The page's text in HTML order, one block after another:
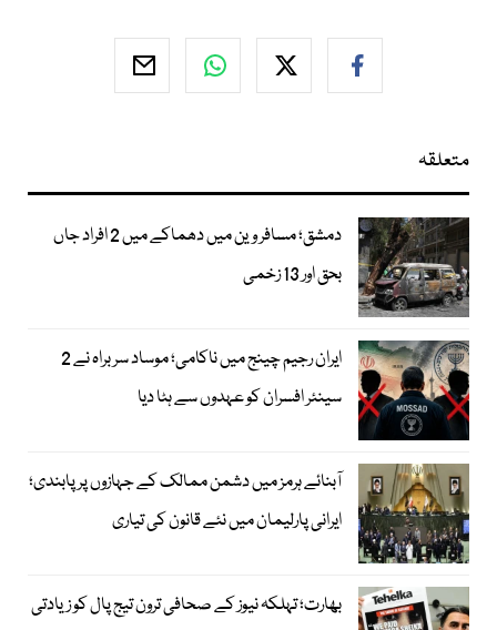
متعلقہ
دمشق؛ مسافر وین میں دھماکے میں 2 افراد جاں
بحق اور 13 زخمی
ایران رجیم چینج میں ناکامی؛ موساد سربراہ نے 2
سینئر افسران کو عہدوں سے ہٹا دیا
آبنائے ہرمز میں دشمن ممالک کے جہازوں پر پابندی؛
ایرانی پارلیمان میں نئے قانون کی تیاری
بھارت؛ تہلکہ نیوز کے صحافی ترون تیج پال کو زیادتی